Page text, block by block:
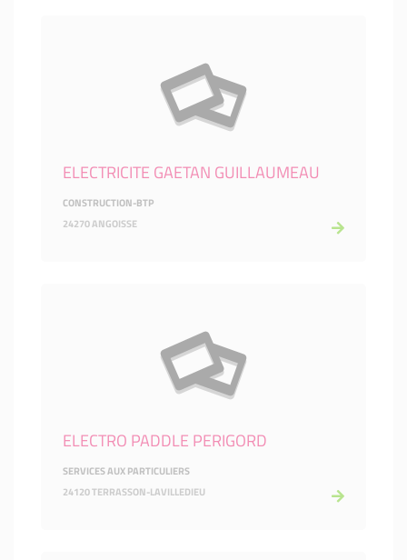
ELECTRICITE GAETAN GUILLAUMEAU
CONSTRUCTION-BTP
24270 ANGOISSE
ELECTRO PADDLE PERIGORD
SERVICES AUX PARTICULIERS
24120 TERRASSON-LAVILLEDIEU